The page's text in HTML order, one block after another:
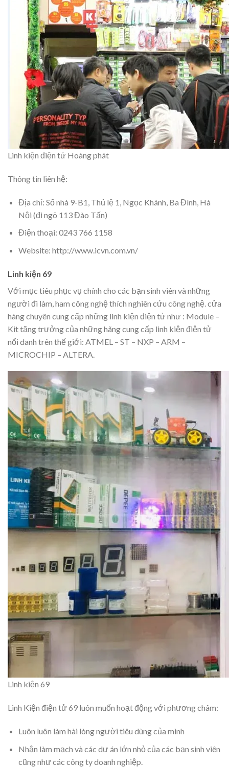
Linh kiện điện tử Hoàng phát
Thông tin liên hệ:
Địa chỉ: Số nhà 9-B1, Thủ lệ 1, Ngọc Khánh, Ba Đình, Hà
Nội (đi ngõ 113 Đào Tấn)
Điện thoại: 0243 766 1158
Website: http://www.icvn.com.vn/
Linh kiện 69
Với mục tiêu phục vụ chính cho các bạn sinh viên và những
người đi làm, ham công nghệ thích nghiên cứu công nghệ. cửa
hàng chuyên cung cấp những linh kiện điện tử như : Module –
Kit tăng trưởng của những hãng cung cấp linh kiện điện tử
nổi danh trên thế giới: ATMEL – ST – NXP – ARM –
MICROCHIP – ALTERA.
Linh kiện 69
Linh Kiện điện tử 69 luôn muốn hoạt động với phương châm:
Luôn luôn làm hài lòng người tiêu dùng của mình
Nhận làm mạch và các dự án lớn nhỏ của các bạn sinh viên
cũng như các công ty doanh nghiệp.